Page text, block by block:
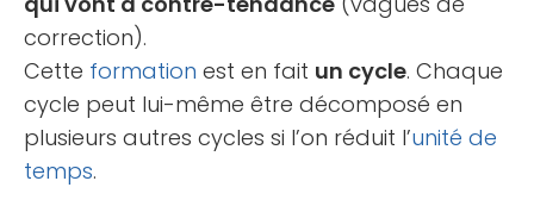
correction).
Cette formation est en fait un cycle. Chaque
cycle peut lui-même être décomposé en
plusieurs autres cycles si l’on réduit l’unité de
temps.